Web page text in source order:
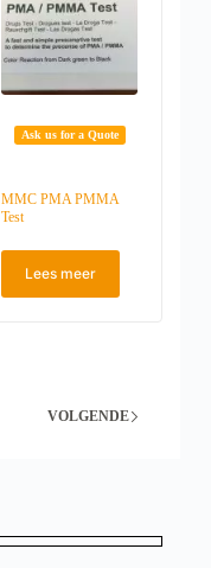
Ask us for a Quote
MMC PMA PMMA
Test
Lees meer
VOLGENDE